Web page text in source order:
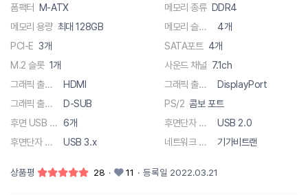
폼팩터 M-ATX 메모리 종류 DDR4
메모리 용량 최대 128GB 메모리 슬롯 수
4개
PCI-E 3개 SATA포트 4개
M.2 슬롯 1개 사운드 채널 7.1ch
그래픽 출력단자
HDMI 그래픽 출력단자
DisplayPort
그래픽 출력단자
D-SUB PS/2 콤보 포트
후면 USB 총 단자수 6개 후면단자 종류
USB 2.0
후면단자 종류
USB 3.x 네트워크 사양 기가비트랜
상품평 28 · 11 · 등록일 2022.03.21